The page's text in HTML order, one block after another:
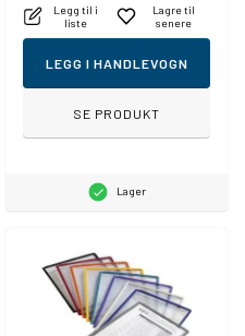
Legg til i
liste
Lagre til
senere
LEGG I HANDLEVOGN
SE PRODUKT
Lager